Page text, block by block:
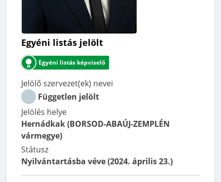
Egyéni listás jelölt
Egyéni listás képviselő
Jelölő szervezet(ek) nevei
Független jelölt
Jelölés helye
Hernádkak (BORSOD-ABAÚJ-ZEMPLÉN
vármegye)
Státusz
Nyilvántartásba véve(2024. április 23.)